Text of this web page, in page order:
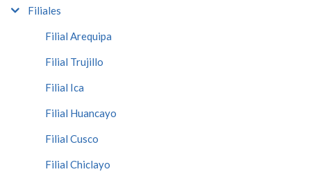
Filiales
Filial Arequipa
Filial Trujillo
Filial Ica
Filial Huancayo
Filial Cusco
Filial Chiclayo